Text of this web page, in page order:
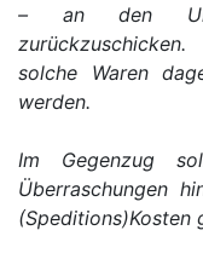
– an den
solche Waren
werden.
Im Gegenzug
Überraschungen
(Speditions)Kosten